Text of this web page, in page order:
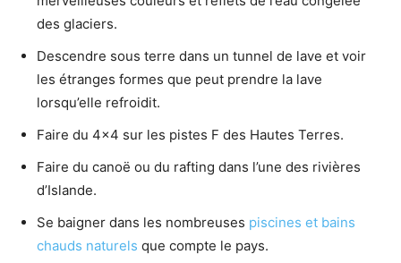
des glaciers.
Descendre sous terre dans un tunnel de lave et voir
les étranges formes que peut prendre la lave
lorsqu’elle refroidit.
Faire du 4×4 sur les pistes F des Hautes Terres.
Faire du canoë ou du rafting dans l’une des rivières
d’Islande.
Se baigner dans les nombreuses piscines et bains
chauds naturels que compte le pays.